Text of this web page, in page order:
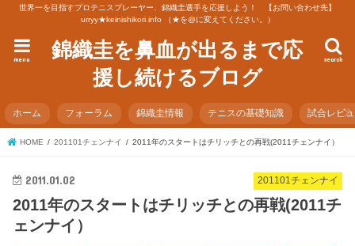
世界一を目指すプロテニスプレーヤー、錦織圭選手を応援しよう！ 【お問い合わせ先】
urryy★keinishikori.info （★を@に変えてください。）
錦織圭を鼻血が出るまで応
援し続けるブログ
search
menu
ホーム フォーラム 錦織圭情報 テニスの基礎知識 試合レビ
HOME 201101チェンナイ 2011年のスタートはチリッチとの再戦(2011チェンナイ）
201101チェンナイ
2011.01.02
2011年のスタートはチリッチとの再戦(2011チ
ェンナイ）